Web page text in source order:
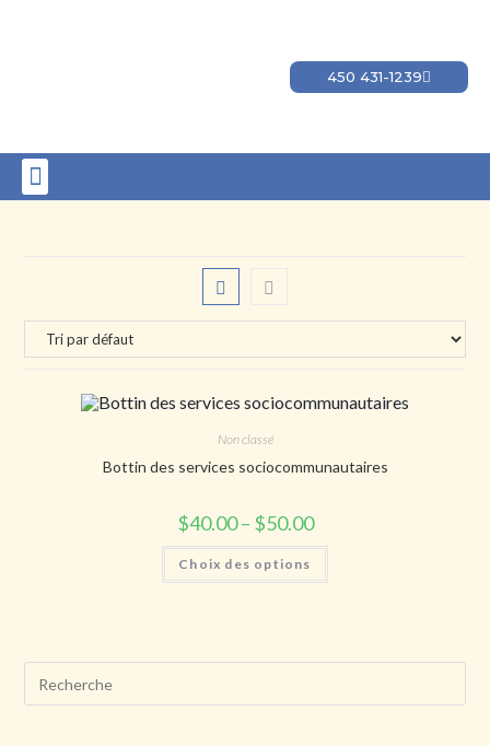
450 431-1239
Non classé
Bottin des services sociocommunautaires
$40.00– $50.00
Choix des options